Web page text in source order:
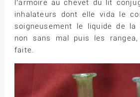
l’armoire au chevet du lit
inhalateurs dont elle vida le
soigneusement le liquide de
non sans mal puis les
faite.